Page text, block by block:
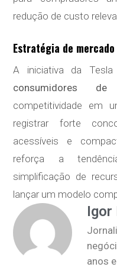
redução de custo
Estratégia de mercado
A iniciativa da
consumidores de
competitividade em
registrar forte
acessíveis e
reforça a
simplificação de
lançar um modelo
Igor
anos